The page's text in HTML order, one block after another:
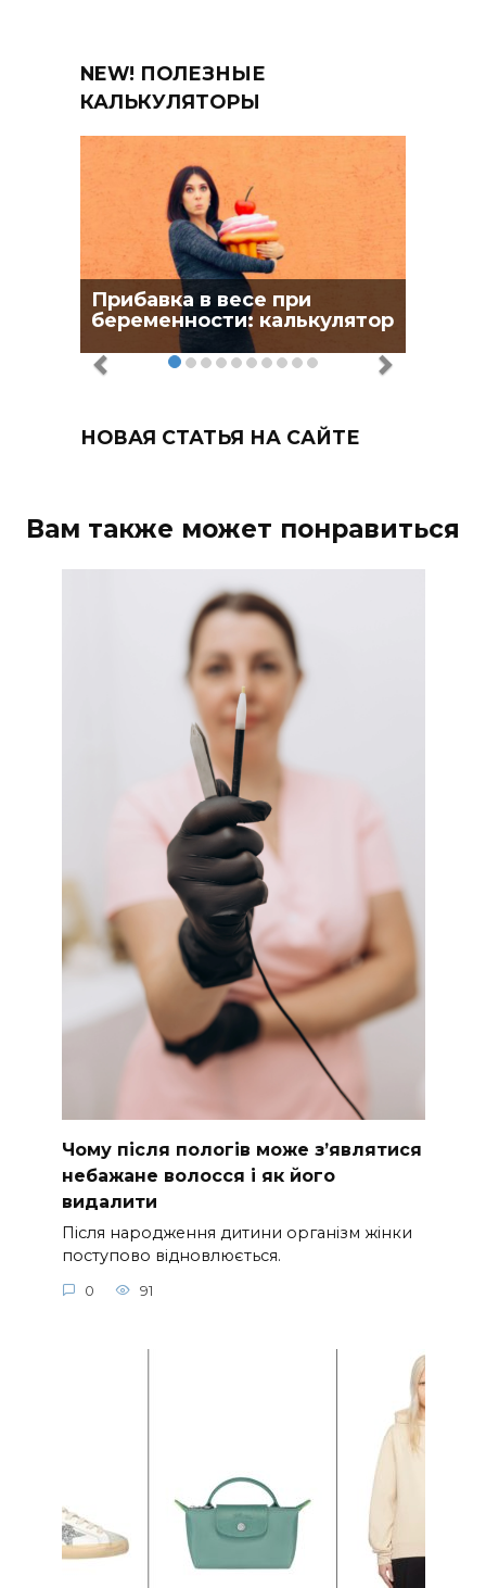
NEW! ПОЛЕЗНЫЕ
КАЛЬКУЛЯТОРЫ
Прибавка в весе при
беременности: калькулятор
НОВАЯ СТАТЬЯ НА САЙТЕ
Вам также может понравиться
Чому після пологів може з’являтися
небажане волосся і як його
видалити
Після народження дитини організм жінки
поступово відновлюється.
0 91